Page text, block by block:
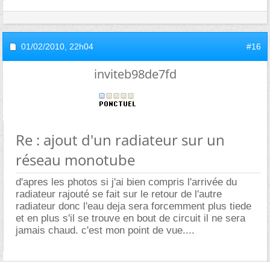
01/02/2010, 22h04 #16
inviteb98de7fd
Re : ajout d'un radiateur sur un
réseau monotube
d'apres les photos si j'ai bien compris l'arrivée du
radiateur rajouté se fait sur le retour de l'autre
radiateur donc l'eau deja sera forcemment plus tiede
et en plus s'il se trouve en bout de circuit il ne sera
jamais chaud. c'est mon point de vue....